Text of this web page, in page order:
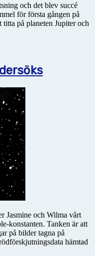
och det blev succé
för första gången på
på planeten Jupiter och
Jasmine och Wilma vårt
konstanten. Tanken är att
på bilder tagna på
hämtad